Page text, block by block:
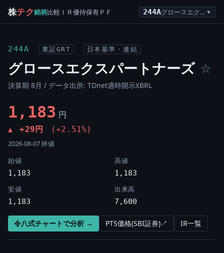
株テク銘柄比較 ＩＲ優待保有ＰＦ 244A グロースエクスパートナーズ ▼
244A 東証GRT 日本基準・連結
グロースエクスパートナーズ ☆
決算期 8月 / データ出所: TDnet適時開示XBRL
1,183 円
▲ +29円 (+2.51%)
2026-08-07 終値
始値
1,183
高値
1,183
安値
1,183
出来高
7,600
令八式チャートで分析 → PTS価格(SBI証券)↗ IR一覧